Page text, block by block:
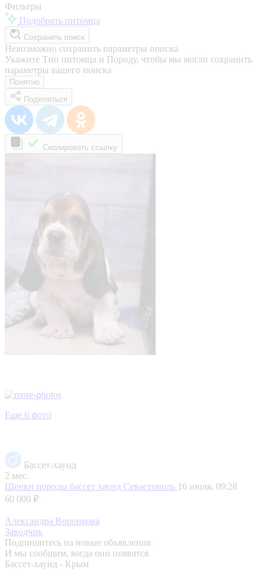
Фильтры
Подобрать питомца
Сохранить поиск
Невозможно сохранить параметры поиска
Укажите Тип питомца и Породу, чтобы мы могли сохранить
параметры вашего поиска
Понятно
Поделиться
Скопировать ссылку
Еще 6 фото
Бассет-хаунд
2 мес.
Щенки породы бассет хаунд Севастополь 16 июля, 09:28
60 000 ₽
Александра Воронкова
Заводчик
Подпишитесь на новые объявления
И мы сообщим, когда они появятся
Бассет-хаунд - Крым